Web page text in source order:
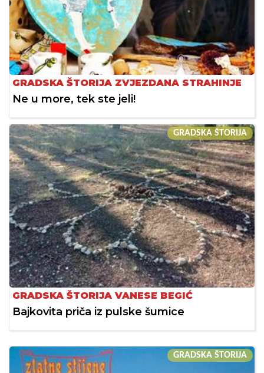
GRADSKA ŠTORIJA ZVJEZDANA STRAHINJE
Ne u more, tek ste jeli!
GRADSKA ŠTORIJA
GRADSKA ŠTORIJA VANESE BEGIĆ
Bajkovita priča iz pulske šumice
GRADSKA ŠTORIJA